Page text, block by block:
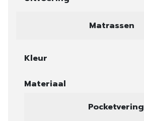
Matrassen
Kleur
Materiaal
Pocketvering